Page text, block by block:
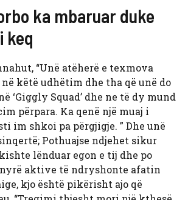
ka mbaruar duke
keq
“Unë atëherë e texmova
këtë udhëtim dhe tha që unë do
‘Giggly Squad’ dhe ne të dy mund
përpara. Ka qenë një muaj i
im shkoi pa përgjigje. ” Dhe unë
Pothuajse ndjehet sikur
lënduar egon e tij dhe po
aktive të ndryshonte afatin
kjo është pikërisht ajo që